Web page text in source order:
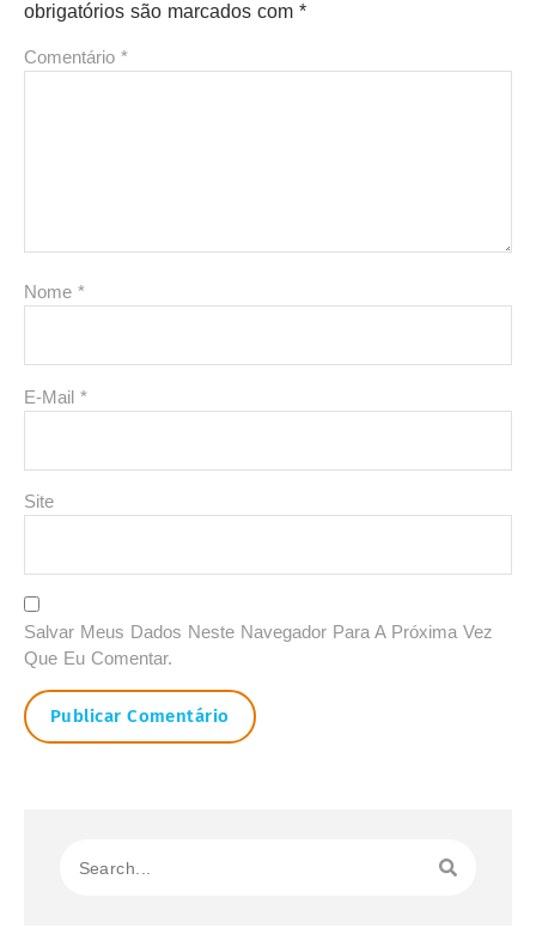
obrigatórios são marcados com *
Comentário *
Nome *
E-Mail *
Site
Salvar Meus Dados Neste Navegador Para A Próxima Vez
Que Eu Comentar.